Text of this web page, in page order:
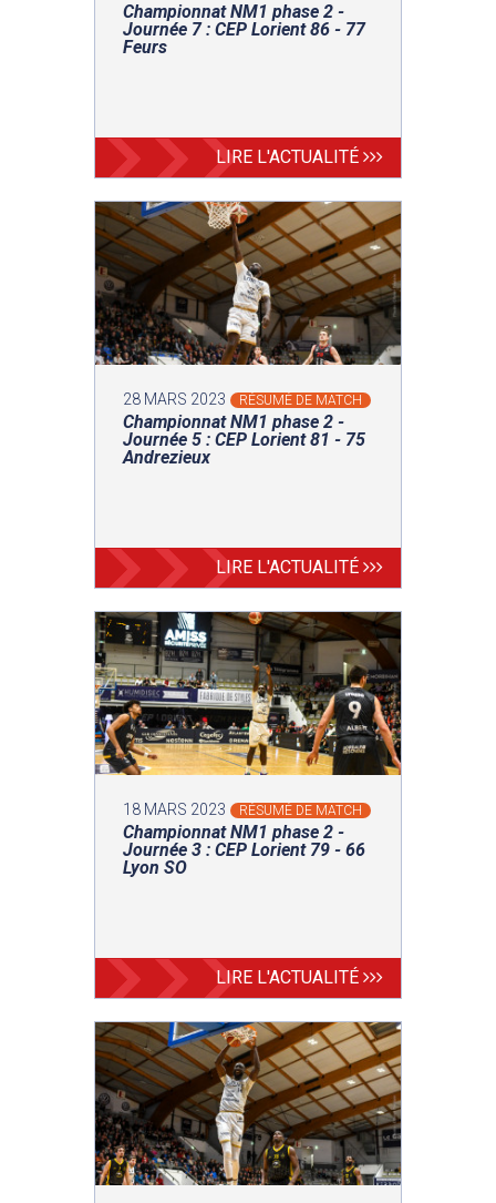
Championnat NM1 phase 2 -
Journée 7 : CEP Lorient 86 - 77
Feurs
LIRE L'ACTUALITÉ
28 MARS 2023 RÉSUMÉ DE MATCH
Championnat NM1 phase 2 -
Journée 5 : CEP Lorient 81 - 75
Andrezieux
LIRE L'ACTUALITÉ
18 MARS 2023 RÉSUMÉ DE MATCH
Championnat NM1 phase 2 -
Journée 3 : CEP Lorient 79 - 66
Lyon SO
LIRE L'ACTUALITÉ